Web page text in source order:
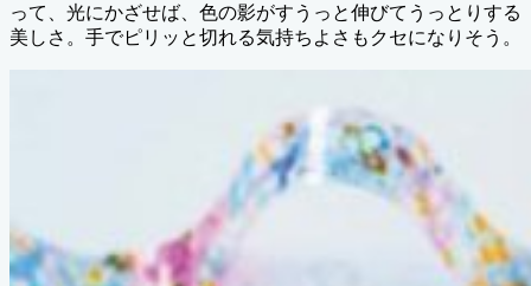
って、光にかざせば、色の影がすうっと伸びてうっとりする
美しさ。手でピリッと切れる気持ちよさもクセになりそう。